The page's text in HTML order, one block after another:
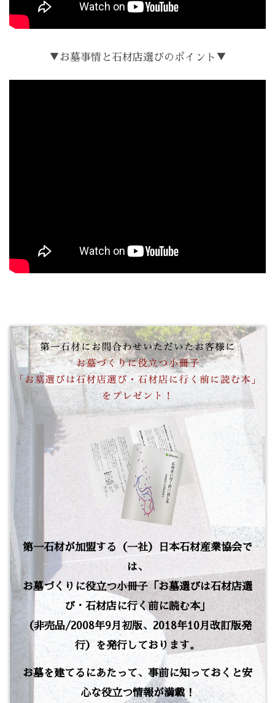
▼お墓事情と石材店選びのポイント▼
第一石材が加盟する（一社）日本石材産業協会で
は、
お墓づくりに役立つ小冊子「お墓選びは石材店選
び・石材店に行く前に読む本」
（非売品/2008年9月初版、2018年10月改訂版発
行）を発行しております。
お墓を建てるにあたって、事前に知っておくと安
心な役立つ情報が満載！